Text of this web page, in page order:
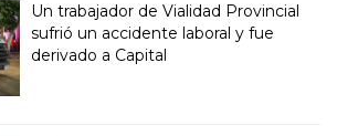
Un trabajador de Vialidad Provincial
sufrió un accidente laboral y fue
derivado a Capital